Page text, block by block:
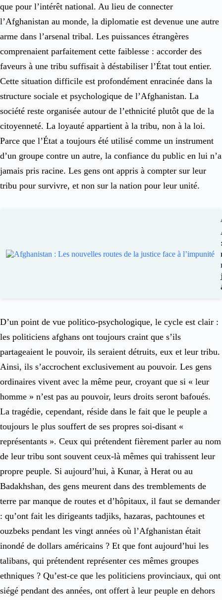
que pour l’intérêt national. Au lieu de connecter
l’Afghanistan au monde, la diplomatie est devenue une autre
arme dans l’arsenal tribal. Les puissances étrangères
comprenaient parfaitement cette faiblesse : accorder des
faveurs à une tribu suffisait à déstabiliser l’État tout entier.
Cette situation difficile est profondément enracinée dans la
structure sociale et psychologique de l’Afghanistan. La
société reste organisée autour de l’ethnicité plutôt que de la
citoyenneté. La loyauté appartient à la tribu, non à la loi.
Parce que l’État a toujours été utilisé comme un instrument
d’un groupe contre un autre, la confiance du public en lui n’a
jamais pris racine. Les gens ont appris à compter sur leur
tribu pour survivre, et non sur la nation pour leur unité.
D’un point de vue politico-psychologique, le cycle est clair :
les politiciens afghans ont toujours craint que s’ils
partageaient le pouvoir, ils seraient détruits, eux et leur tribu.
Ainsi, ils s’accrochent exclusivement au pouvoir. Les gens
ordinaires vivent avec la même peur, croyant que si « leur
homme » n’est pas au pouvoir, leurs droits seront bafoués.
La tragédie, cependant, réside dans le fait que le peuple a
toujours le plus souffert de ses propres soi-disant «
représentants ». Ceux qui prétendent fièrement parler au nom
de leur tribu sont souvent ceux-là mêmes qui trahissent leur
propre peuple. Si aujourd’hui, à Kunar, à Herat ou au
Badakhshan, des gens meurent dans des tremblements de
terre par manque de routes et d’hôpitaux, il faut se demander
: qu’ont fait les dirigeants tadjiks, hazaras, pachtounes et
ouzbeks pendant les vingt années où l’Afghanistan était
inondé de dollars américains ? Et que font aujourd’hui les
talibans, qui prétendent représenter ces mêmes groupes
ethniques ? Qu’est-ce que les politiciens provinciaux, qui ont
siégé pendant des années, ont offert à leur peuple en dehors